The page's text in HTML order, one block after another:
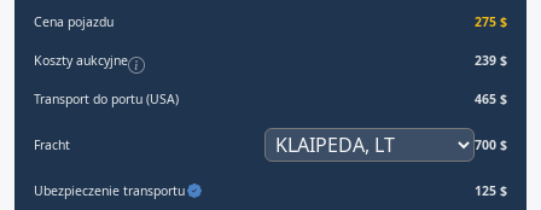
Cena pojazdu 275 $
Koszty aukcyjne 239 $
Transport do portu (USA) 465 $
Fracht 700 $
Ubezpieczenie transportu 125 $